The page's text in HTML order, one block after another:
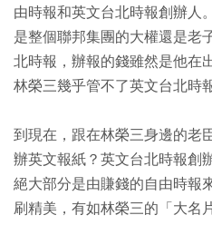
由時報和英文台北時報創辦人
是整個聯邦集團的大權還是老
北時報，辦報的錢雖然是他在
林榮三幾乎管不了英文台北時報
到現在，跟在林榮三身邊的老
辦英文報紙？英文台北時報創
絕大部分是由賺錢的自由時報
刷精美，有如林榮三的「大名